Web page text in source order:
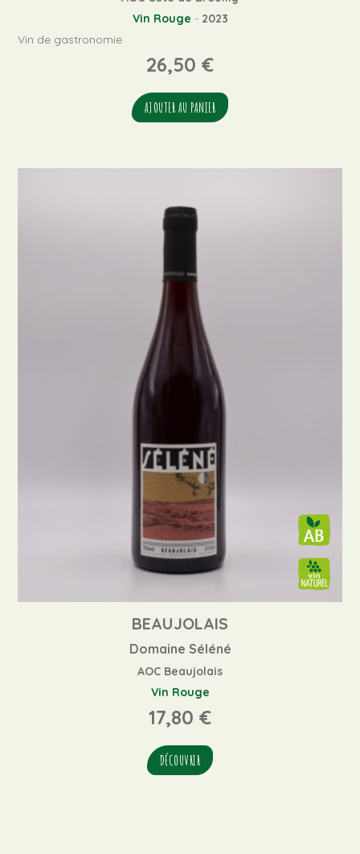
Vin Rouge - 2023
Vin de gastronomie
26,50 €
AJOUTER AU PANIER
BEAUJOLAIS
Domaine Séléné
AOC Beaujolais
Vin Rouge
17,80 €
DÉCOUVRIR